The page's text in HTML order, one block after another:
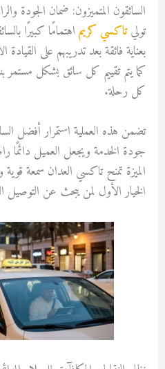
السائقون المتميزون: ضمان الجودة
توليتاكسي كريماهتمامًا كبيرًا
بعناية فائقة بعد تدريبهم على
كما يتم تقييم كل سائق بشكل مستمر
كل رحلة.
تضمن هذه العملية استمرار أفضل
جودة الخدمة ويجعل العميل
الميزة تمنح تاكسي العدان سمعة قوية
الخيار الأول لمن يبحث عن